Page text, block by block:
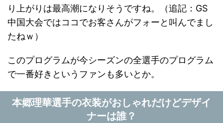
り上がりは最高潮になりそうですね。（追記：GS
中国大会ではココでお客さんがフォーと叫んでまし
たねｗ）
このプログラムが今シーズンの全選手のプログラム
で一番好きというファンも多いとか。
本郷理華選手の衣装がおしゃれだけどデザイ
ナーは誰？